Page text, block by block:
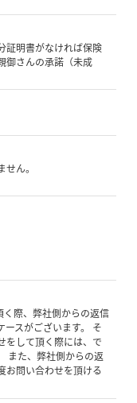
証明書がなければ保険
御さんの承諾（未成
ん。
際、弊社側からの返信
スがございます。 そ
をして頂く際には、で
また、弊社側からの返
お問い合わせを頂ける